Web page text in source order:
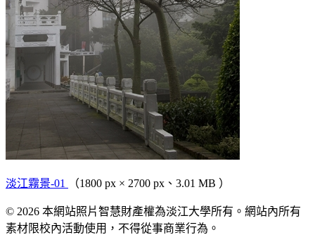
淡江霧景-01 （1800 px × 2700 px、3.01 MB ）
© 2026 本網站照片智慧財產權為淡江大學所有。網站內所有
素材限校內活動使用，不得從事商業行為。